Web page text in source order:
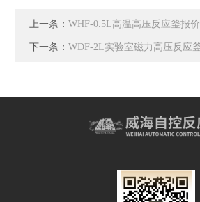
上一条：WHF-0.5L高温高压反应釜报价
下一条：WDF-2L实验室磁力高压反应